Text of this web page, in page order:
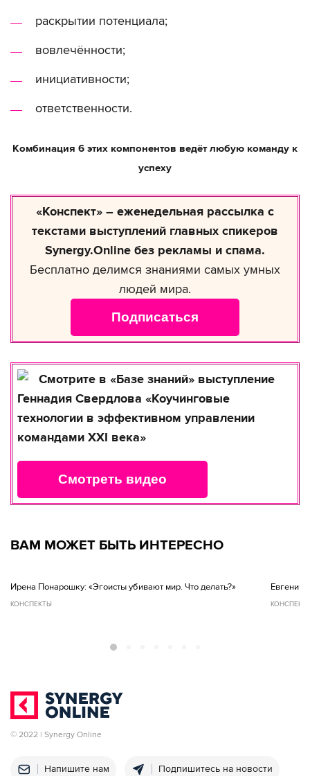
раскрытии потенциала;
вовлечённости;
инициативности;
ответственности.
Комбинация 6 этих компонентов ведёт любую команду к
успеху
«Конспект» – еженедельная рассылка с
текстами выступлений главных спикеров
Synergy.Online без рекламы и спама.
Бесплатно делимся знаниями самых умных
людей мира.
Подписаться
Смотрите в «Базе знаний» выступление
Геннадия Свердлова «Коучинговые
технологии в эффективном управлении
командами XXI века»
Смотреть видео
ВАМ МОЖЕТ БЫТЬ ИНТЕРЕСНО
Ирена Понарошку: «Эгоисты убивают мир. Что делать?»
КОНСПЕКТЫ
Евгений
© 2022 | Synergy Online
Напишите нам Подпишитесь на новости